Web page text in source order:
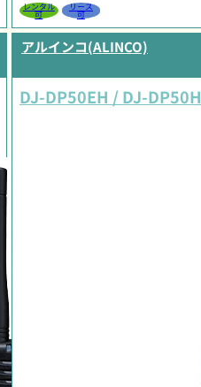
レンタル
可
リース
可
アルインコ(ALINCO)
DJ-DP50EH / DJ-DP50H